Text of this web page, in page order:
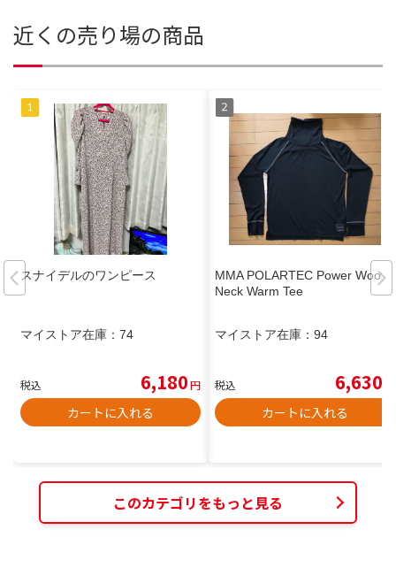
近くの売り場の商品
スナイデルのワンピース
マイストア在庫： 74
税込 6,180円
カートに入れる
MMA POLARTEC Power Wool
Neck Warm Tee
マイストア在庫： 94
税込 6,630
カートに入れる
このカテゴリをもっと見る